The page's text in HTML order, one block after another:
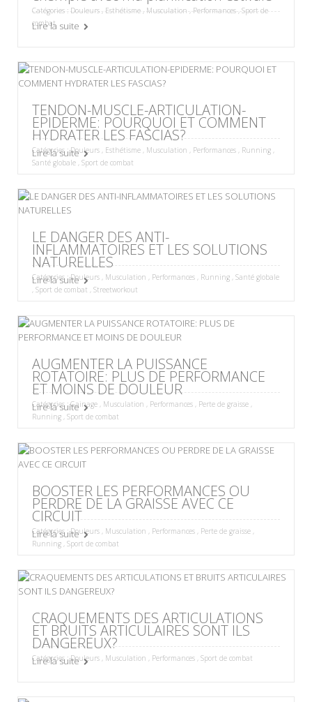
Catégories : Douleurs , Esthétisme, Musculation,Performances,Sport de
combat
Lire la suite
TENDON-MUSCLE-ARTICULATION-
EPIDERME: POURQUOI ET COMMENT
HYDRATER LES FASCIAS?
Catégories :Douleurs Esthétisme Musculation Performances Running
Santé globale Sport de combat
Lire la suite
LE DANGER DES ANTI-
INFLAMMATOIRES ET LES SOLUTIONS
NATURELLES
Catégories :Douleurs Musculation Performances Running Santé globale
Sport de combat Streetworkout
Lire la suite
AUGMENTER LA PUISSANCE
ROTATOIRE: PLUS DE PERFORMANCE
ET MOINS DE DOULEUR
Catégories :Gainage Musculation Performances Perte de graisse
Running Sport de combat
Lire la suite
BOOSTER LES PERFORMANCES OU
PERDRE DE LA GRAISSE AVEC CE
CIRCUIT
Catégories :Douleurs Musculation Performances Perte de graisse
Running Sport de combat
Lire la suite
CRAQUEMENTS DES ARTICULATIONS
ET BRUITS ARTICULAIRES SONT ILS
DANGEREUX?
Catégories :Douleurs Musculation Performances Sport de combat
Lire la suite